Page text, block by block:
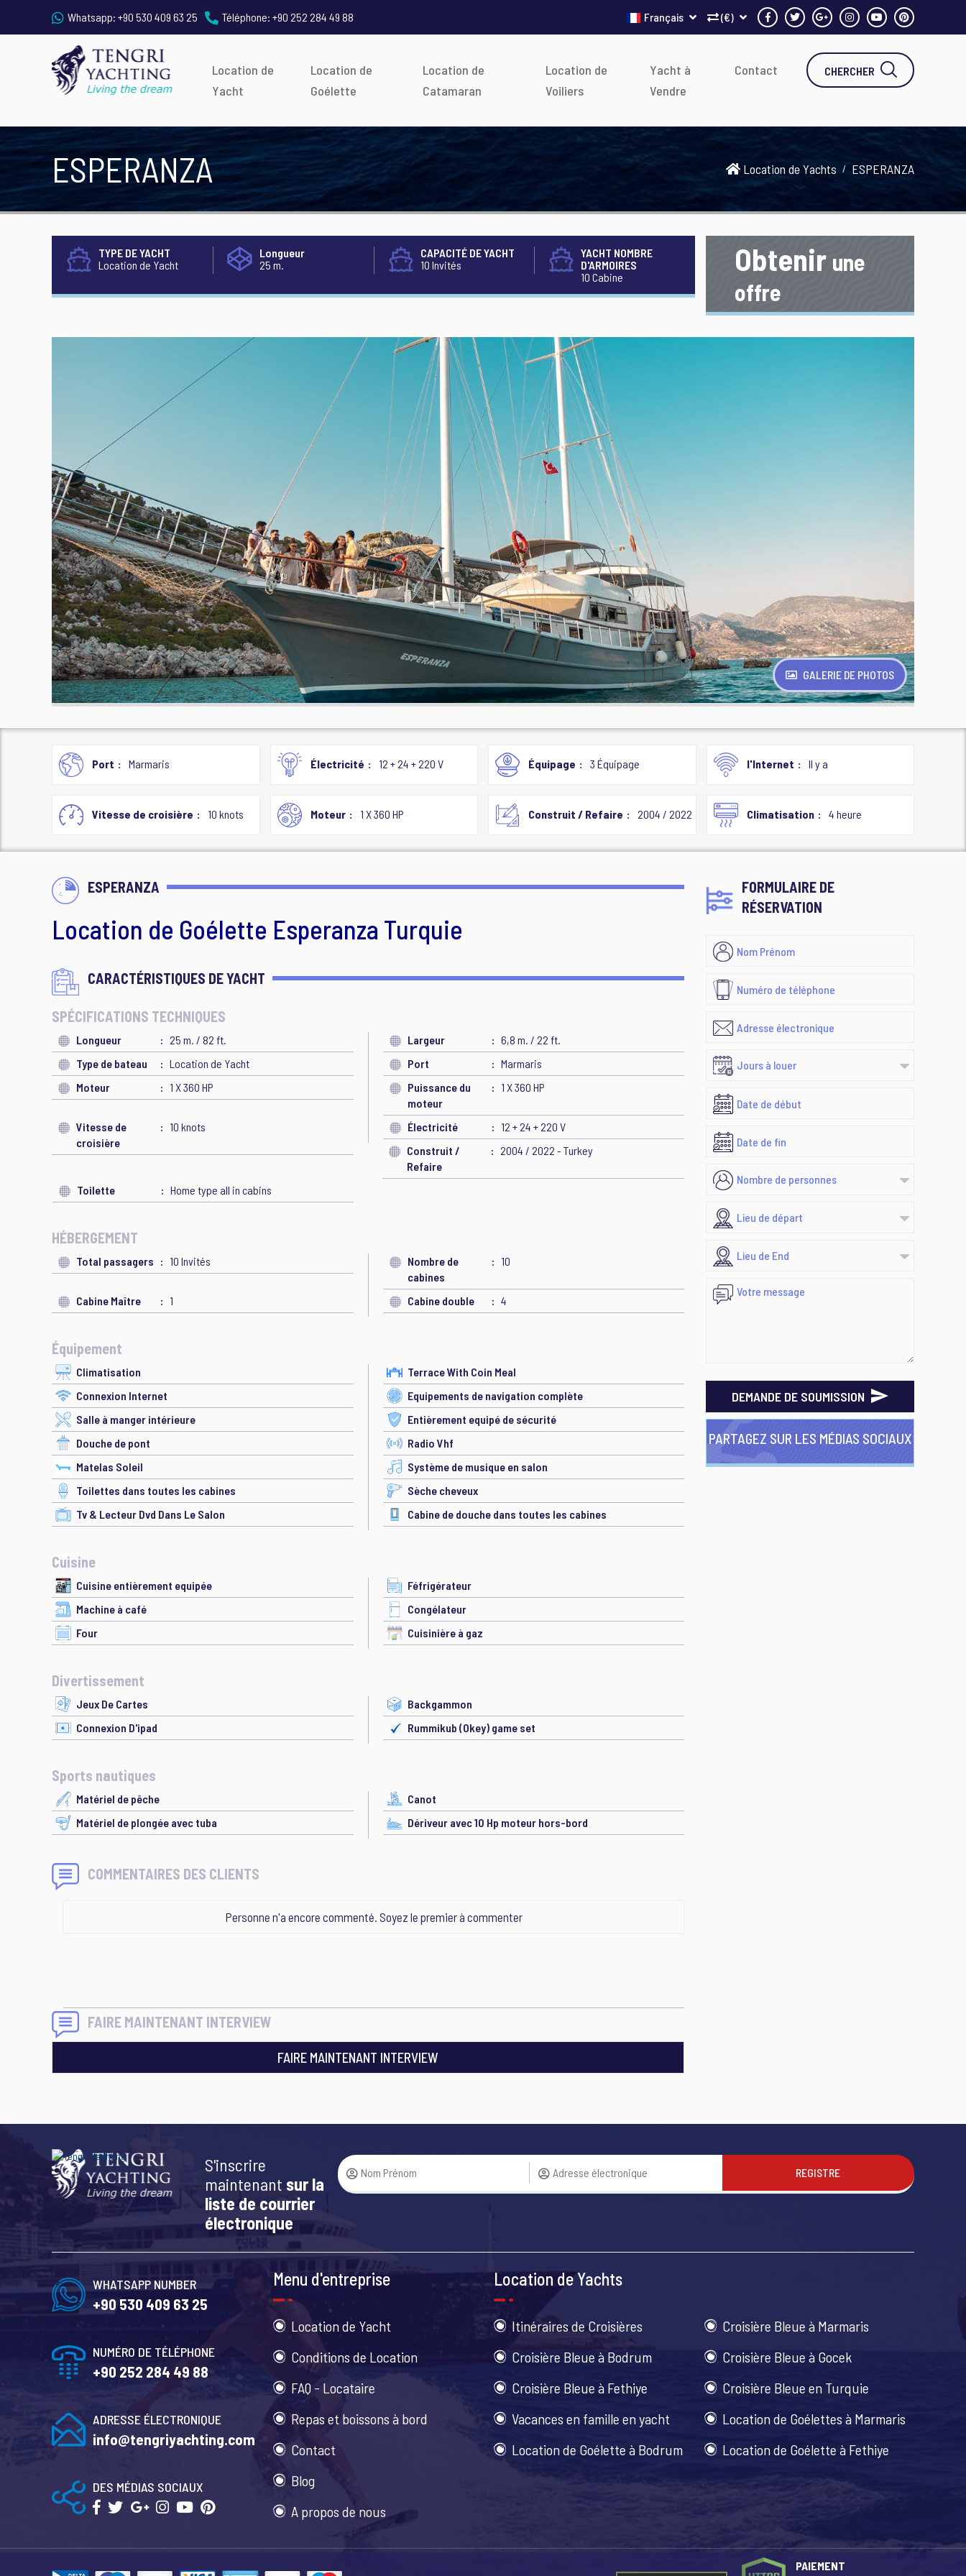
Whatsapp: +90 530 409 63 25 Téléphone: +90 252 284 49 88 (€)
Français
Location de
Yacht
Location de
Goélette
Location de
Catamaran
Location de
Voiliers
Yacht à
Vendre
Contact CHERCHER
ESPERANZA Location de Yachts ESPERANZA
TYPE DE YACHT
Location de Yacht
Longueur
25 m.
CAPACITÉ DE YACHT
10 Invités
YACHT NOMBRE
D'ARMOIRES
10 Cabine
Obtenir une
offre
GALERIE DE PHOTOS
Port Marmaris Électricité 12 + 24 + 220 V Équipage 3 Équipage l'Internet Il y a
Vitesse de croisière 10 knots Moteur 1 X 360 HP Construit / Refaire 2004 / 2022 Climatisation 4 heure
ESPERANZA
Location de Goélette Esperanza Turquie
CARACTÉRISTIQUES DE YACHT
SPÉCIFICATIONS TECHNIQUES
Longueur 25 m. / 82 ft. Largeur
6,8 m. / 22 ft.
Type de bateau
Location de Yacht Port
Marmaris
Moteur
1 X 360 HP
Puissance du
moteur
1 X 360 HP
Vitesse de
croisière
10 knots Électricité
12 + 24 + 220 V
Construit /
Refaire
2004 / 2022 - Turkey
Toilette Home type all in cabins
HÉBERGEMENT
Total passagers 10 Invités
Nombre de
cabines
10
Cabine Maître 1 Cabine double 4
Équipement
Climatisation
Terrace With Coin Meal
Connexion Internet
Equipements de navigation complète
Salle à manger intérieure
Entièrement equipé de sécurité
Douche de pont
Radio Vhf
Matelas Soleil
Système de musique en salon
Toilettes dans toutes les cabines
Sèche cheveux
Tv & Lecteur Dvd Dans Le Salon
Cabine de douche dans toutes les cabines
Cuisine
Cuisine entièrement equipée
Féfrigérateur
Machine à café
Congélateur
Four
Cuisinière à gaz
Divertissement
Jeux De Cartes
Backgammon
Connexion D'ipad
Rummikub (Okey) game set
Sports nautiques
Matériel de pêche
Canot
Matériel de plongée avec tuba
Dériveur avec 10 Hp moteur hors-bord
COMMENTAIRES DES CLIENTS
Personne n'a encore commenté. Soyez le premier à commenter
FAIRE MAINTENANT INTERVIEW
FAIRE MAINTENANT INTERVIEW
FORMULAIRE DE
RÉSERVATION
DEMANDE DE SOUMISSION
PARTAGEZ SUR LES MÉDIAS SOCIAUX
S'inscrire
maintenant sur la
liste de courrier
électronique
REGISTRE
WHATSAPP NUMBER
+90 530 409 63 25
NUMÉRO DE TÉLÉPHONE
+90 252 284 49 88
ADRESSE ÉLECTRONIQUE
info@tengriyachting.com
DES MÉDIAS SOCIAUX
Menu d'entreprise
Location de Yacht
Conditions de Location
FAQ - Locataire
Repas et boissons à bord
Contact
Blog
A propos de nous
Location de Yachts
Itinéraires de Croisières
Croisière Bleue à Marmaris
Croisière Bleue à Bodrum
Croisière Bleue à Gocek
Croisière Bleue à Fethiye
Croisière Bleue en Turquie
Vacances en famille en yacht
Location de Goélettes à Marmaris
Location de Goélette à Bodrum
Location de Goélette à Fethiye
PAIEMENT